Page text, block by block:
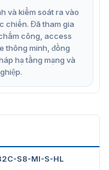
bảo vệ IP67
và kiểm soát ra vào
chiến. Đã tham gia
công, access
thông minh, đồng
hạ tầng mạng và
S8-MI-S-HL